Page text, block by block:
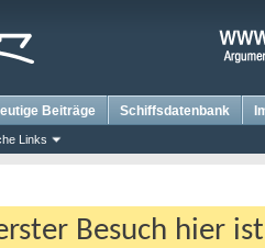
Links
Beiträge Schiffsdatenbank
Besuch hier